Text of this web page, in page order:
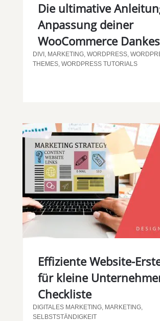
Die ultimative
Anpassung deiner
WooCommerce
DIVI , MARKETING, WORDPRESS,
THEMES, WORDPRESS TUTORIALS
Effiziente Website-
für kleine
Checkliste
DIGITALES MARKETING, MARKETING,
SELBSTSTÄNDIGKEIT